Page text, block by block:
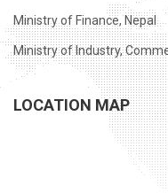
Ministry of Finance, Nepal
Ministry of Industry,
LOCATION MAP